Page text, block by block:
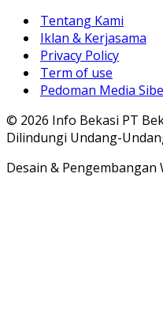
Tentang Kami
Iklan & Kerjasama
Privacy Policy
Term of use
Pedoman Media
© 2026 Info Bekasi PT
Dilindungi Undang-
Desain & Pengembangan